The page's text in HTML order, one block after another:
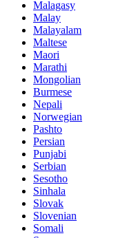
Malagasy
Malay
Malayalam
Maltese
Maori
Marathi
Mongolian
Burmese
Nepali
Norwegian
Pashto
Persian
Punjabi
Serbian
Sesotho
Sinhala
Slovak
Slovenian
Somali